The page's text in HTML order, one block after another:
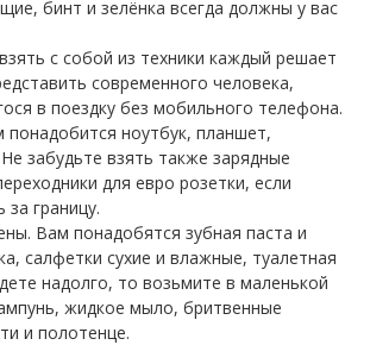
бинт и зелёнка всегда должны у вас
с собой из техники каждый решает
современного человека,
в поездку без мобильного телефона.
ноутбук, планшет,
забудьте взять также зарядные
для евро розетки, если
за границу.
Вам понадобятся зубная паста и
салфетки сухие и влажные, туалетная
надолго, то возьмите в маленькой
жидкое мыло, бритвенные
и полотенце.